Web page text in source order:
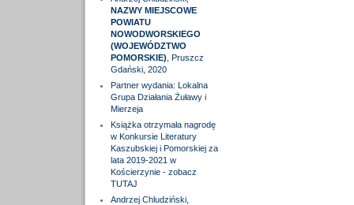
NAZWY MIEJSCOWE
POWIATU
NOWODWORSKIEGO
(WOJEWÓDZTWO
POMORSKIE) , Pruszcz
Gdański, 2020
Partner wydania: Lokalna
Grupa Działania Żuławy i
Mierzeja
Książka otrzymała nagrodę
w Konkursie Literatury
Kaszubskiej i Pomorskiej za
lata 2019-2021 w
Kościerzynie - zobacz
TUTAJ
Andrzej Chludziński,